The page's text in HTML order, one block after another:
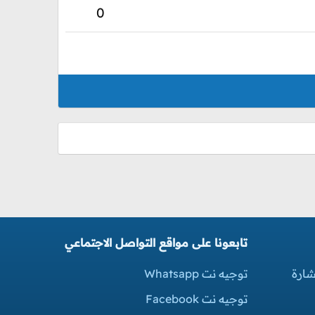
0
تابعونا على مواقع التواصل الاجتماعي
توجيه نت Whatsapp
توجيه نت Facebook